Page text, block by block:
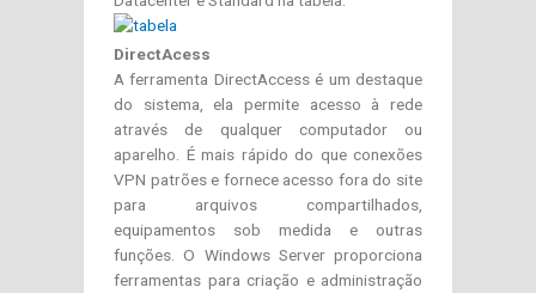
DirectAcess
A ferramenta DirectAccess é um destaque
do sistema, ela permite acesso à rede
através de qualquer computador ou
aparelho. É mais rápido do que conexões
VPN patrões e fornece acesso fora do site
para arquivos compartilhados,
equipamentos sob medida e outras
funções. O Windows Server proporciona
ferramentas para criação e administração